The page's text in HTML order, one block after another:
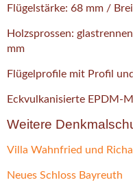
Flügelstärke: 68 mm /
Holzsprossen:
mm
Flügelprofile mit Profil
Eckvulkanisierte EPDM-
Weitere
Villa Wahnfried und
Neues Schloss Bayreuth